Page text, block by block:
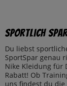
Sportlich
Du liebst
SportSpar genau
Nike Kleidung für
Rabatt! Ob
uns findest du die